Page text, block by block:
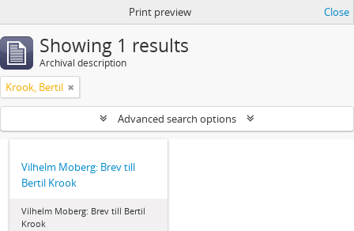
Print preview Close
Showing 1 results
Archival description
Krook, Bertil
Advanced search options
Vilhelm Moberg: Brev till
Bertil Krook
Vilhelm Moberg: Brev till Bertil
Krook